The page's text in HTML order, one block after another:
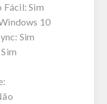
Fácil: Sim
10
Sim